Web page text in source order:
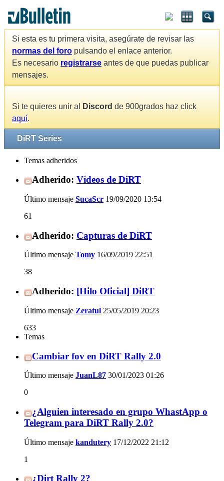
Si esta es tu primera visita, asegúrate de revisar las
normas del foro pulsando el enlace anterior.
Es necesario registrarse antes de que puedas publicar
mensajes.
Si te quieres unir al Discord de 900grados haz click
aquí.
DiRT Series
Temas adheridos
Adherido: Vídeos de DiRT
Último mensaje SucaScr 19/09/2020 13:54
61
Adherido: Capturas de DiRT
Último mensaje Tomy 16/09/2019 22:51
38
Adherido: [Hilo Oficial] DiRT
Último mensaje Zeratul 25/05/2019 20:23
633
Temas
Cambiar fov en DiRT Rally 2.0
Último mensaje JuanL87 30/01/2023 01:26
0
¿Alguien interesado en grupo WhastApp o
Telegram para DiRT Rally 2.0?
Último mensaje kandutery 17/12/2022 21:12
1
¿Dirt Rally 2?